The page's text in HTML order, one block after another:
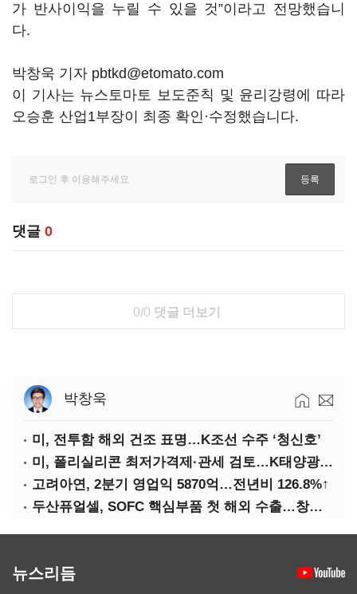
가 반사이익을 누릴 수 있을 것”이라고 전망했습니
다.
박창욱 기자 pbtkd@etomato.com
이 기사는 뉴스토마토 보도준칙 및 윤리강령에 따라
오승훈 산업1부장이 최종 확인·수정했습니다.
댓글 0
0/0 댓글 더보기
박창욱
미, 전투함 해외 건조 표명…K조선 수주 ‘청신호’
미, 폴리실리콘 최저가격제·관세 검토…K태양광 입지 확대 기대
고려아연, 2분기 영업익 5870억…전년비 126.8%↑
두산퓨얼셀, SOFC 핵심부품 첫 해외 수출…창사 이래 최대 규모
뉴스리듬